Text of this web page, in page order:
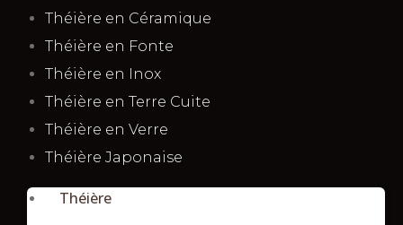
Théière en Céramique
Théière en Fonte
Théière en Inox
Théière en Terre Cuite
Théière en Verre
Théière Japonaise
Théière